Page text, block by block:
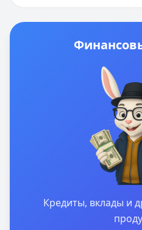
Кредиты, вклады и